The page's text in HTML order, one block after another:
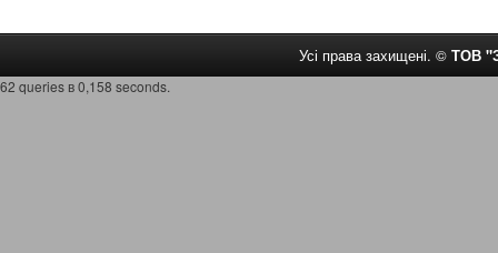
Усі права захищені. © ТОВ
62 queries в 0,158 seconds.